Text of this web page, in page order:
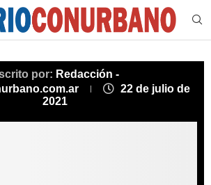
por: Redacción -
22 de julio de
2021